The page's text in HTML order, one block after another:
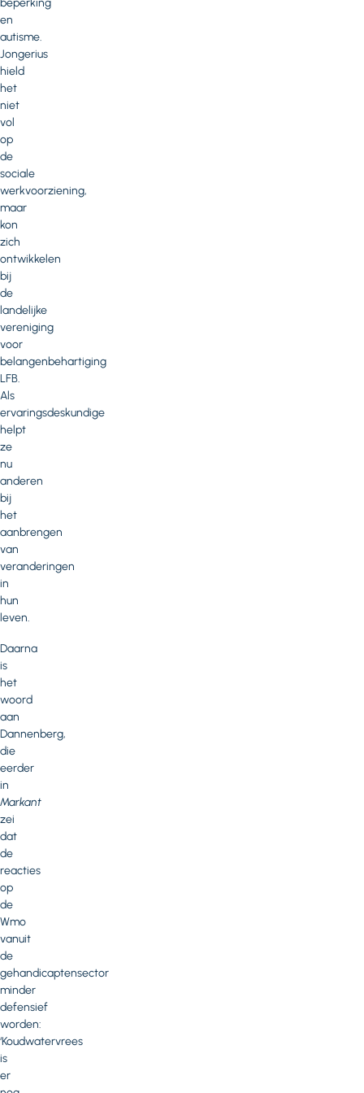
en
autisme.
Jongerius
hield
het
niet
vol
op
de
sociale
werkvoorziening,
maar
kon
zich
ontwikkelen
bij
de
landelijke
vereniging
voor
belangenbehartiging
LFB.
Als
ervaringsdeskundige
helpt
ze
nu
anderen
bij
het
aanbrengen
van
veranderingen
in
hun
leven.
Daarna
is
het
woord
aan
Dannenberg,
die
eerder
in
Markant
zei
dat
de
reacties
op
de
Wmo
vanuit
de
gehandicaptensector
minder
defensief
worden:
‘Koudwatervrees
is
er